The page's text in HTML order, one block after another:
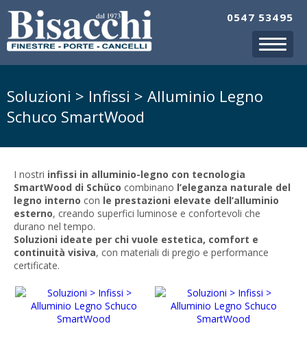
0547 53495
Soluzioni > Infissi > Alluminio Legno
Schuco SmartWood
I nostri infissi in alluminio-legno con tecnologia
SmartWood di Schüco combinano l’eleganza naturale del
legno interno con le prestazioni elevate dell’alluminio
esterno, creando superfici luminose e confortevoli che
durano nel tempo.
Soluzioni ideate per chi vuole estetica, comfort e
continuità visiva, con materiali di pregio e performance
certificate.